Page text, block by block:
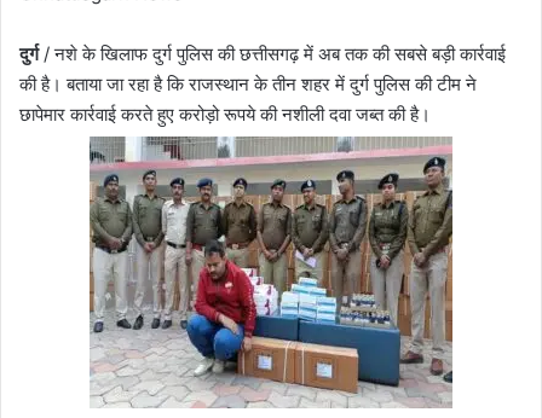
दुर्ग/ नशे के खिलाफ दुर्ग पुलिस की छत्तीसगढ़ में अब तक की सबसे बड़ी कार्रवाई
की है। बताया जा रहा है कि राजस्थान के तीन शहर में दुर्ग पुलिस की टीम ने
छापेमार कार्रवाई करते हुए करोड़ो रूपये की नशीली दवा जब्त की है।